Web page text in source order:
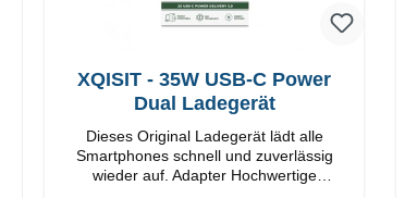
XQISIT - 35W USB-C Power
Dual Ladegerät
Dieses Original Ladegerät lädt alle
Smartphones schnell und zuverlässig
wieder auf. Adapter Hochwertige